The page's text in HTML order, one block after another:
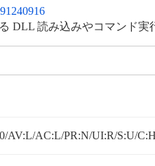
DLL 読み込みやコマンド実
AV:L/AC:L/PR:N/UI:R/S:U/